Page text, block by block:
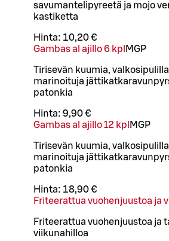
savumantelipyreetä ja mojo
kastiketta
Hinta: 10,20 €
Gambas al ajillo 6 kpl MGP
Tirisevän kuumia,
marinoituja
patonkia
Hinta: 9,90 €
Gambas al ajillo 12 kpl MGP
Tirisevän kuumia,
marinoituja
patonkia
Hinta: 18,90 €
Friteerattua vuohenjuustoa ja
Friteerattua vuohenjuustoa ja
viikunahilloa